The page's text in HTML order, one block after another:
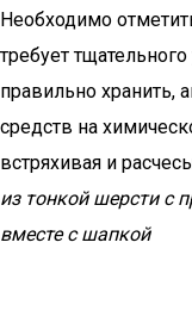
Необходимо
требует
правильно хранить,
средств на
встряхивая и
из тонкой шерсти с
вместе с шапкой